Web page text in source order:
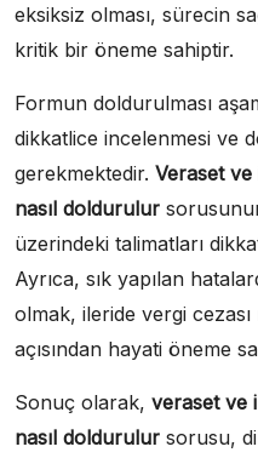
eksiksiz olması, sürecin
kritik bir öneme sahiptir.
Formun doldurulması
dikkatlice incelenmesi ve
gerekmektedir. Veraset
nasıl doldurulur
üzerindeki talimatları
Ayrıca, sık yapılan
olmak, ileride vergi
açısından hayati öneme
Sonuç olarak, veraset ve
nasıl doldurulur sorusu,